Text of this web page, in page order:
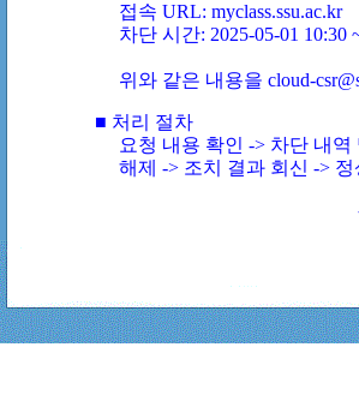
접속 URL: myclass.ssu.ac.kr
차단 시간: 2025-05-01 10:30
위와 같은 내용을 cloud-
■ 처리 절차
요청 내용 확인 -> 차단 내
해제 -> 조치 결과 회신 ->